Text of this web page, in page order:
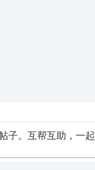
子。互帮互助，一